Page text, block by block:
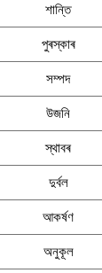
শান্তি
পুৰস্কাৰ
সম্পদ
উজনি
স্থাবৰ
দুৰ্বল
আকৰ্ষণ
অনুকূল